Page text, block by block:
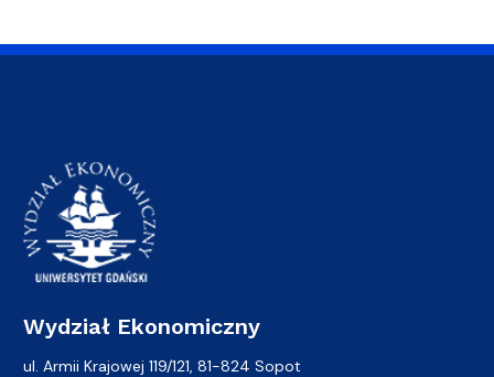
Wydział Ekonomiczny
ul. Armii Krajowej 119/121, 81-824 Sopot